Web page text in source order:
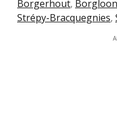
Borgerhout, Borgloon
Strépy-Bracquegnies,